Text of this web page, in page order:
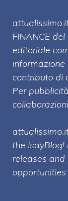
FINANCE
editoriale
contributo di
Per
the
releases and
opportunities: